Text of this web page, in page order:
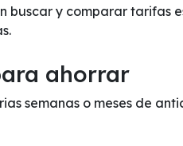
buscar y comparar tarifas
ahorrar
semanas o meses de